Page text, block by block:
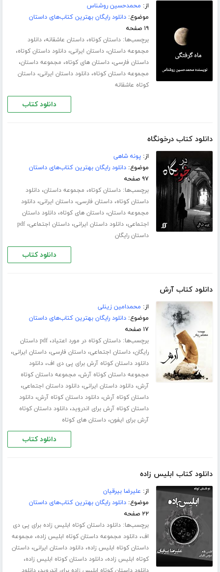
از: محمدحسین روشناس
موضوع:دانلود رایگان بهترین کتاب‌های داستان
۱۹ صفحه
برچسب‌ها:داستان کوتاه،داستان عاشقانه،دانلود
مجموعه داستان،داستان ایرانی،دانلود داستان کوتاه،
داستان فارسی،داستان های کوتاه، مجموعه داستان،
مجموعه داستان کوتاه،دانلود داستان ایرانی،داستان
کوتاه عاشقانه
دانلود کتاب
دانلود کتاب درخونگاه
از:پونه شاهی
موضوع:دانلود رایگان بهترین کتاب‌های داستان
۹۷ صفحه
برچسب‌ها:داستان کوتاه، مجموعه داستان،دانلود
داستان کوتاه،داستان فارسی،داستان ایرانی،دانلود
مجموعه داستان،داستان های کوتاه،دانلود داستان
اجتماعی،دانلود داستان ایرانی،داستان اجتماعی،pdf
داستان رایگان
دانلود کتاب
دانلود کتاب آرش
از: محمدامین زینلی
موضوع:دانلود رایگان بهترین کتاب‌های داستان
۱۷ صفحه
برچسب‌ها:داستان کوتاه در مورد اعتیاد،
pdf داستان
رایگان،داستان اجتماعی،داستان فارسی،داستان ایرانی،
دانلود داستان کوتاه آرش برای پی دی اف،دانلود
مجموعه داستان کوتاه آرش، مجموعه داستان کوتاه
آرش،دانلود داستان ایرانی،دانلود داستان اجتماعی،
داستان کوتاه آرش،دانلود داستان کوتاه آرش،دانلود
داستان کوتاه آرش برای اندروید،دانلود داستان کوتاه
آرش برای ایفون،داستان های کوتاه
دانلود کتاب
دانلود کتاب ابلیس زاده
از: علیرضا بیرقیان
موضوع:دانلود رایگان بهترین کتاب‌های داستان
۲۲ صفحه
برچسب‌ها:دانلود داستان کوتاه ابلیس زاده برای پی دی
اف،دانلود مجموعه داستان کوتاه ابلیس زاده، مجموعه
داستان کوتاه ابلیس زاده،دانلود داستان ایرانی،داستان
کوتاه ابلیس زاده،دانلود داستان کوتاه ابلیس زاده،